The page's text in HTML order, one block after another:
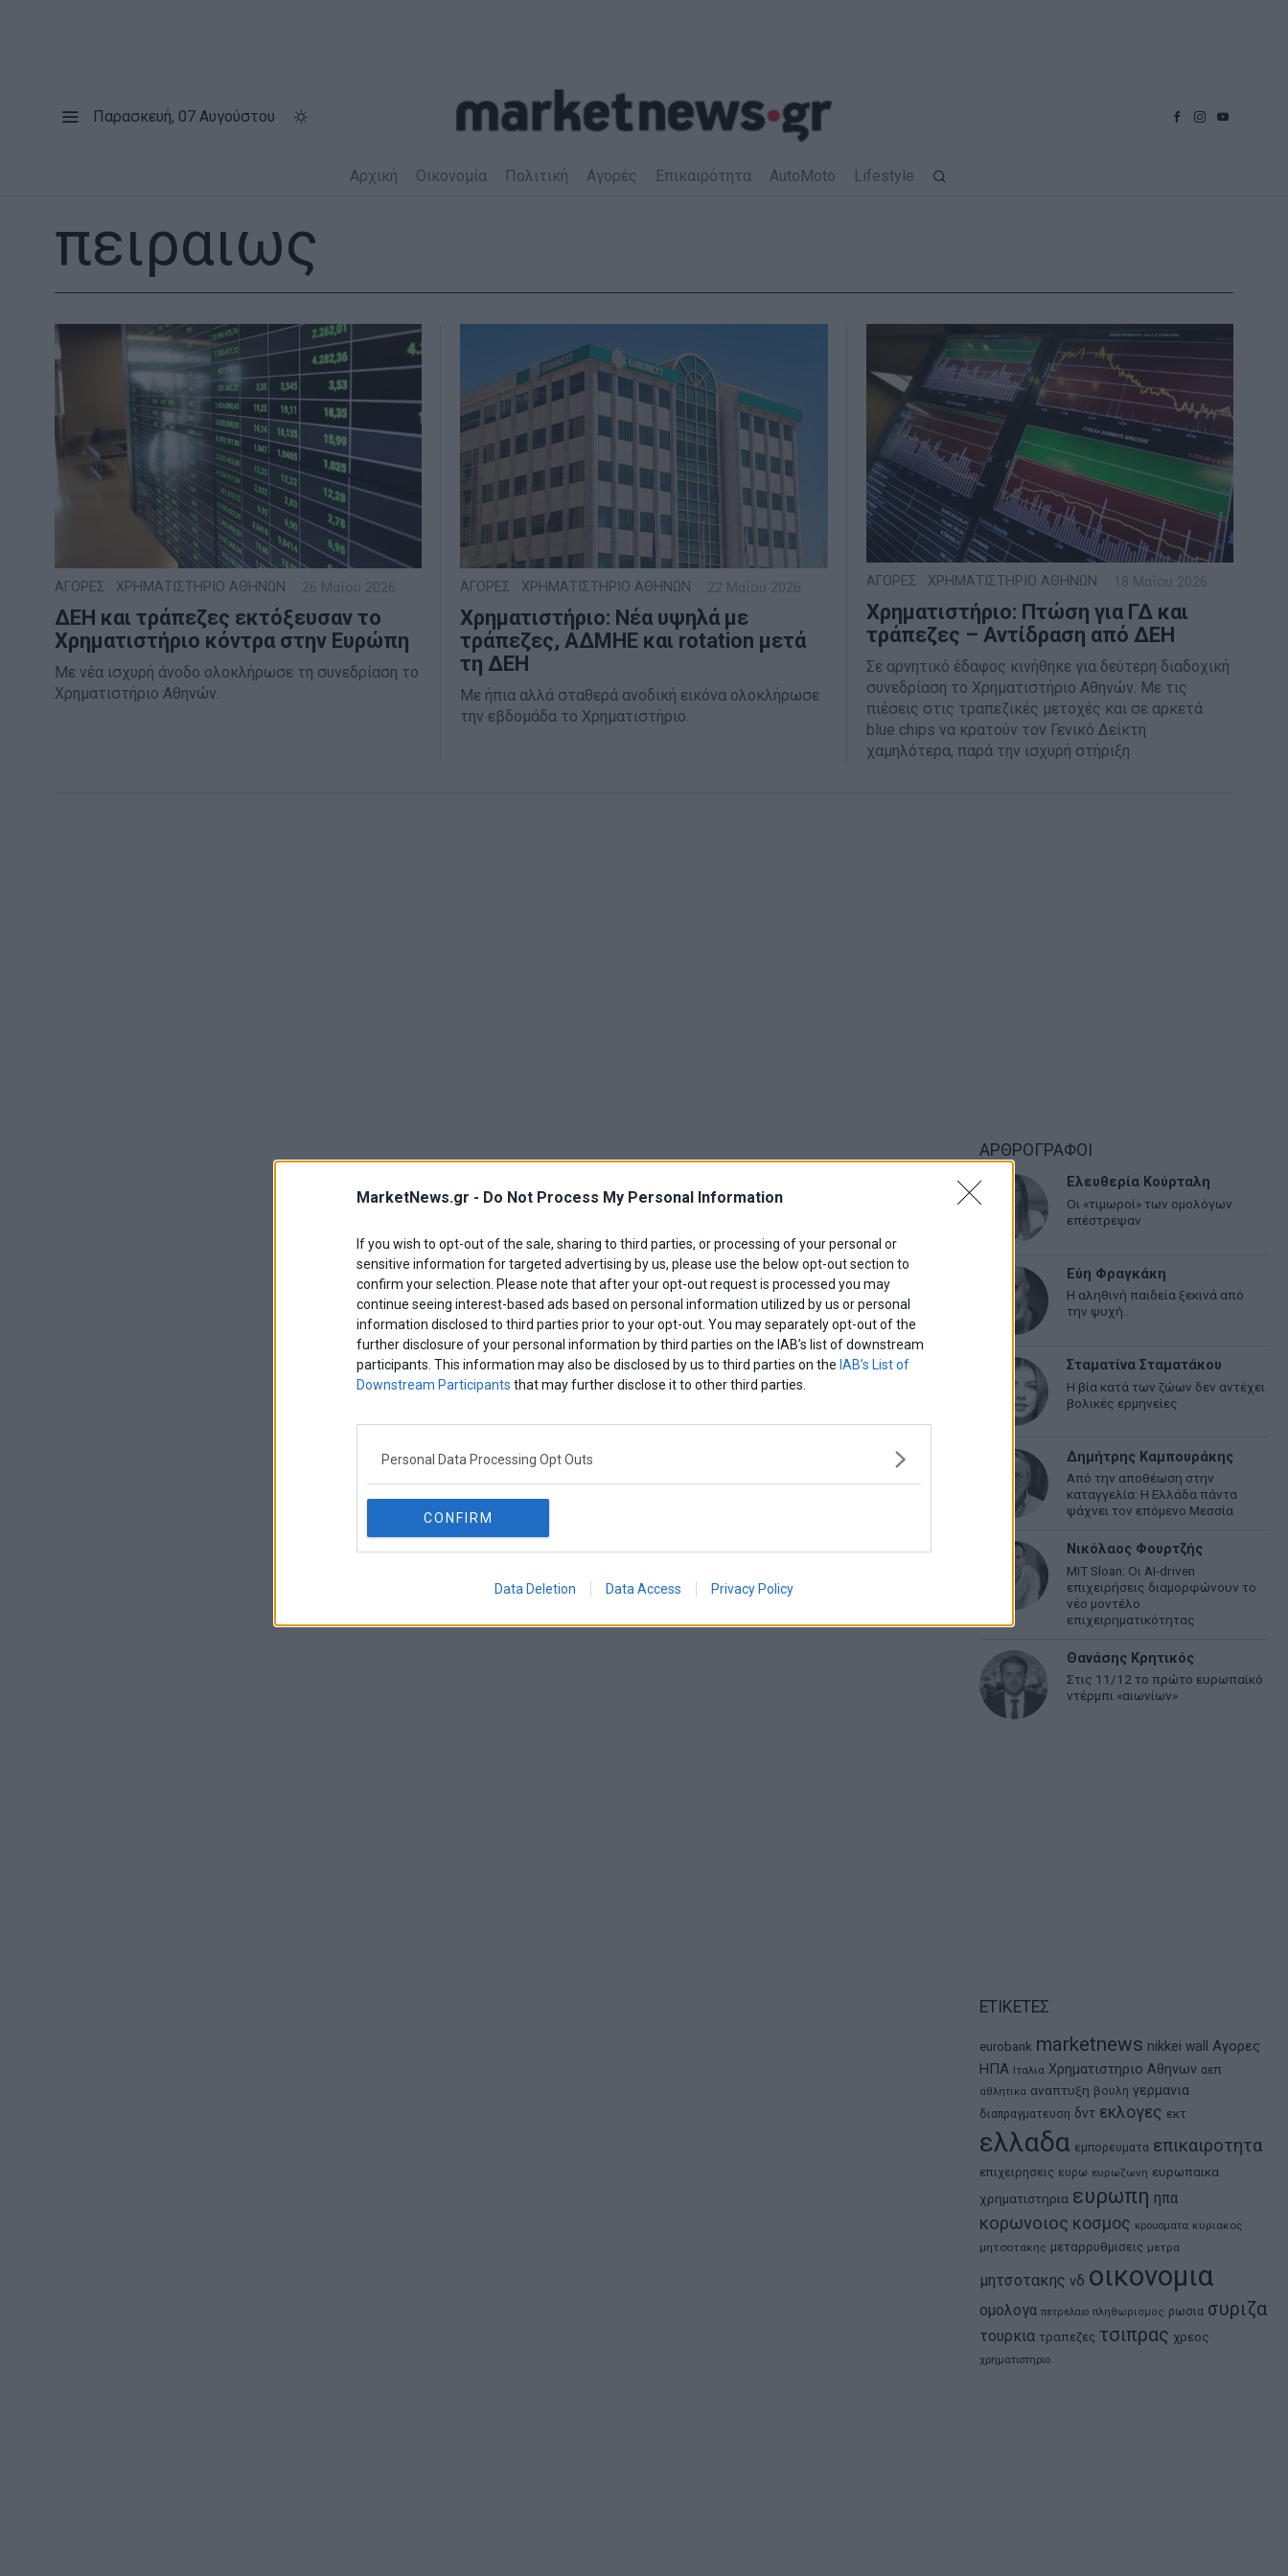
MarketNews.gr - Do Not Process My Personal Information
If you wish to opt-out of the sale, sharing to third parties, or processing of your personal or
sensitive information for targeted advertising by us, please use the below opt-out section to
confirm your selection. Please note that after your opt-out request is processed you may
continue seeing interest-based ads based on personal information utilized by us or personal
information disclosed to third parties prior to your opt-out. You may separately opt-out of the
further disclosure of your personal information by third parties on the IAB’s list of downstream
participants. This information may also be disclosed by us to third parties on the IAB’s List of
Downstream Participants that may further disclose it to other third parties.
Personal Data Processing Opt Outs
CONFIRM
Data Deletion Data Access Privacy Policy
Παρασκευή, 07 Αυγούστου
Αρχική Οικονομία Πολιτική Αγορές Επικαιρότητα AutoMoto Lifestyle
πειραιως
ΑΓΟΡΕΣ ΧΡΗΜΑΤΙΣΤΗΡΙΟ ΑΘΗΝΩΝ 26 Μαΐου 2026
ΔΕΗ και τράπεζες εκτόξευσαν το
Χρηματιστήριο κόντρα στην Ευρώπη
Με νέα ισχυρή άνοδο ολοκλήρωσε τη συνεδρίαση το
Χρηματιστήριο Αθηνών.
ΑΓΟΡΕΣ ΧΡΗΜΑΤΙΣΤΗΡΙΟ ΑΘΗΝΩΝ 22 Μαΐου 2026
Χρηματιστήριο: Νέα υψηλά με
τράπεζες, ΑΔΜΗΕ και rotation μετά
τη ΔΕΗ
Με ήπια αλλά σταθερά ανοδική εικόνα ολοκλήρωσε
την εβδομάδα το Χρηματιστήριο.
ΑΓΟΡΕΣ ΧΡΗΜΑΤΙΣΤΗΡΙΟ ΑΘΗΝΩΝ 18 Μαΐου 2026
Χρηματιστήριο: Πτώση για ΓΔ και
τράπεζες – Αντίδραση από ΔΕΗ
Σε αρνητικό έδαφος κινήθηκε για δεύτερη διαδοχική
συνεδρίαση το Χρηματιστήριο Αθηνών. Με τις
πιέσεις στις τραπεζικές μετοχές και σε αρκετά
blue chips να κρατούν τον Γενικό Δείκτη
χαμηλότερα, παρά την ισχυρή στήριξη
ΑΡΘΡΟΓΡΑΦΟΙ
Ελευθερία Κούρταλη
Οι «τιμωροί» των ομολόγων
επέστρεψαν
Εύη Φραγκάκη
Η αληθινή παιδεία ξεκινά από
την ψυχή…
Σταματίνα Σταματάκου
Η βία κατά των ζώων δεν αντέχει
βολικές ερμηνείες
Δημήτρης Καμπουράκης
Από την αποθέωση στην
καταγγελία: Η Ελλάδα πάντα
ψάχνει τον επόμενο Μεσσία
Νικόλαος Φουρτζής
MIT Sloan: Οι AI-driven
επιχειρήσεις διαμορφώνουν το
νέο μοντέλο
επιχειρηματικότητας
Θανάσης Κρητικός
Στις 11/12 το πρώτο ευρωπαϊκό
ντέρμπι «αιωνίων»
ΕΤΙΚΕΤΕΣ
eurobank marketnews nikkei wall
Αγορες
ΗΠΑ Ιταλια Χρηματιστηριο Αθηνων αεπ
αθλητικα αναπτυξη βουλη γερμανια
διαπραγματευση δντ εκλογες εκτ
ελλαδα εμπορευματα επικαιροτητα
επιχειρησεις ευρω ευρωζωνη ευρωπαικα
χρηματιστηρια ευρωπη ηπα
κορωνοιος κοσμος κρουσματα κυριακος
μητσοτακης μεταρρυθμισεις μετρα
μητσοτακης νδ οικονομια
ομολογα πετρελαιο πληθωρισμος ρωσια συριζα
τουρκια τραπεζες τσιπρας χρεος
χρηματιστηριο